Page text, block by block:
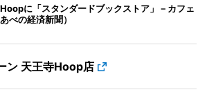
に「スタンダードブックストア」－カフェ
べの経済新聞）
ン 天王寺Hoop店